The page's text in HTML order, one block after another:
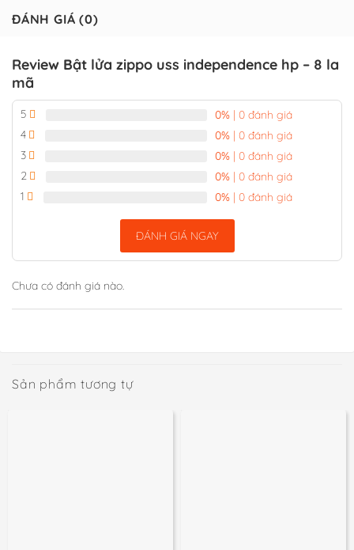
ĐÁNH GIÁ (0)
Review Bật lửa zippo uss independence hp – 8 la
mã
5 0% | 0 đánh giá
4
0% | 0 đánh giá
3
0% | 0 đánh giá
2
0% | 0 đánh giá
1
0% | 0 đánh giá
ĐÁNH GIÁ NGAY
Chưa có đánh giá nào.
Sản phẩm tương tự